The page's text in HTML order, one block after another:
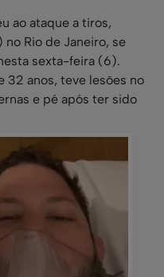
ao ataque a tiros,
Rio de Janeiro, se
sexta-feira (6).
32 anos, teve lesões no
e pé após ter sido